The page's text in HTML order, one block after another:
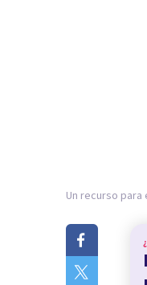
Un recurso